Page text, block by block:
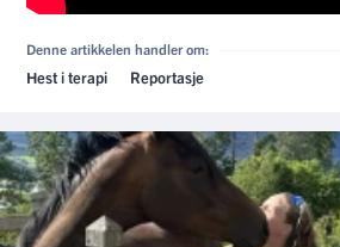
Denne artikkelen handler om:
Hest i terapi Reportasje